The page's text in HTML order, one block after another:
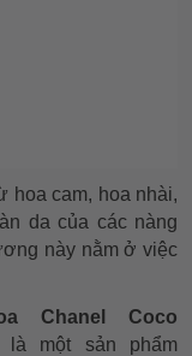
hoa cam, hoa nhài,
da của các nàng
này nằm ở việc
Chanel Coco
là một sản phẩm